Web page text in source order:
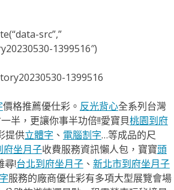
src”,”
1399516″)
1399516
價格推薦優仕彩。 反光背心全系列台灣
半，更讓你事半功倍!!愛寶貝桃園到府
提供立體字 、 電腦割字…等成品的尺
府坐月子收費服務資訊懶人包，寶寶頭
尋!台北到府坐月子、 新北市到府坐月子
服務的廠商優仕彩有多項大型展覽會場